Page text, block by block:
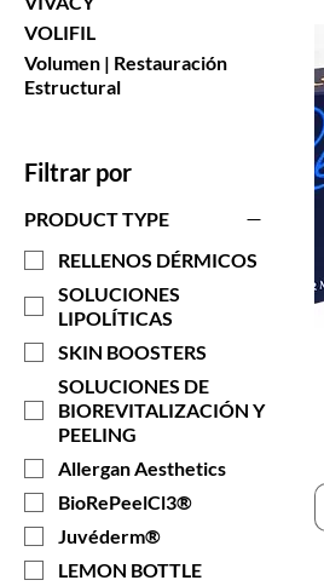
VOLIFIL
Volumen | Restauración
Estructural
Filtrar por
PRODUCT TYPE
RELLENOS DÉRMICOS
SOLUCIONES
LIPOLÍTICAS
SKIN BOOSTERS
SOLUCIONES DE
BIOREVITALIZACIÓN Y
PEELING
Allergan Aesthetics
BioRePeelCl3®
Juvéderm®
LEMON BOTTLE